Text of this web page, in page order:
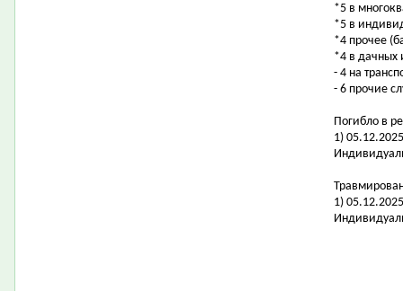
*5 в
*5 в
*4 прочее
*4 в дачных
- 4 на
- 6 прочие
Погибло в
1)
1)